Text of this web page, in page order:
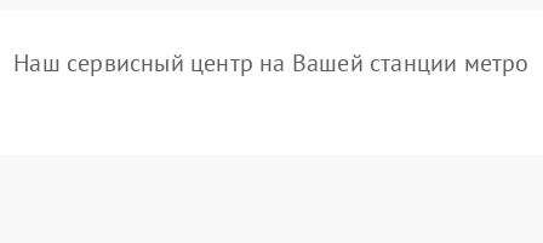
Наш сервисный центр на Вашей станции метро